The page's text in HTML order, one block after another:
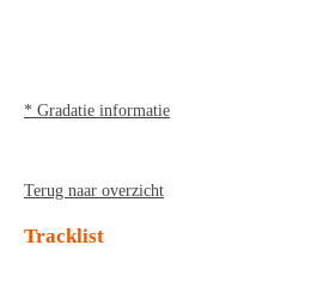
* Gradatie informatie
Terug naar overzicht
Tracklist